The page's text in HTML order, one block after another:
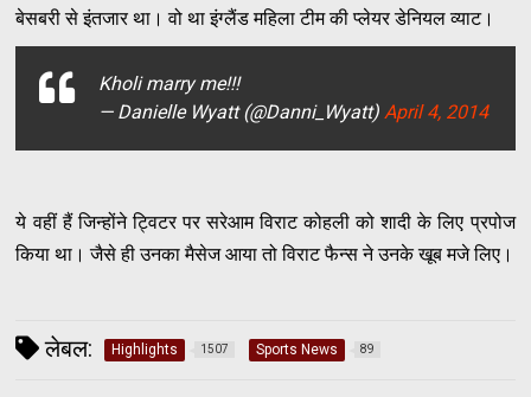
बेसबरी से इंतजार था। वो था इंग्लैंड महिला टीम की प्लेयर डेनियल व्याट।
Kholi marry me!!!
— Danielle Wyatt (@Danni_Wyatt)April 4, 2014
ये वहीं हैं जिन्होंने ट्विटर पर सरेआम विराट कोहली को शादी के लिए प्रपोज
किया था। जैसे ही उनका मैसेज आया तो विराट फैन्स ने उनके खूब मजे लिए।
लेबल: Highlights 1507 Sports News 89